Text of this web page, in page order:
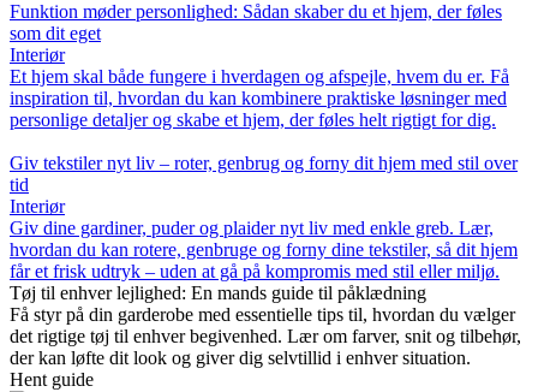
Funktion møder personlighed: Sådan skaber du et hjem, der føles
som dit eget
Interiør
Et hjem skal både fungere i hverdagen og afspejle, hvem du er. Få
inspiration til, hvordan du kan kombinere praktiske løsninger med
personlige detaljer og skabe et hjem, der føles helt rigtigt for dig.
Giv tekstiler nyt liv – roter, genbrug og forny dit hjem med stil over
tid
Interiør
Giv dine gardiner, puder og plaider nyt liv med enkle greb. Lær,
hvordan du kan rotere, genbruge og forny dine tekstiler, så dit hjem
får et frisk udtryk – uden at gå på kompromis med stil eller miljø.
Tøj til enhver lejlighed: En mands guide til påklædning
Få styr på din garderobe med essentielle tips til, hvordan du vælger
det rigtige tøj til enhver begivenhed. Lær om farver, snit og tilbehør,
der kan løfte dit look og giver dig selvtillid i enhver situation.
Hent guide